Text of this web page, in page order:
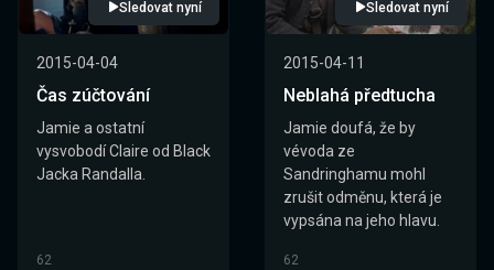
Sledovat nyní
2015-04-04
Čas zúčtování
Jamie a ostatní
vysvobodí Claire od Black
Jacka Randalla.
62
Sledovat nyní
2015-04-11
Neblahá předtucha
Jamie doufá, že by
vévoda ze
Sandringhamu mohl
zrušit odměnu, která je
vypsána na jeho hlavu.
62